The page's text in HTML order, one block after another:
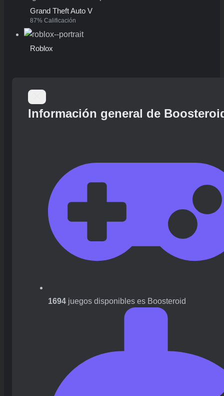
Grand Theft Auto V
87% Calificación
Roblox
Información general de
1694 juegos disponibles es Boosteroid